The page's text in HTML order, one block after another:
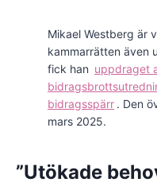
Mikael Westberg är
kammarrätten även
fick han uppdraget
bidragsspärr . Den
mars 2025.
”Utökade